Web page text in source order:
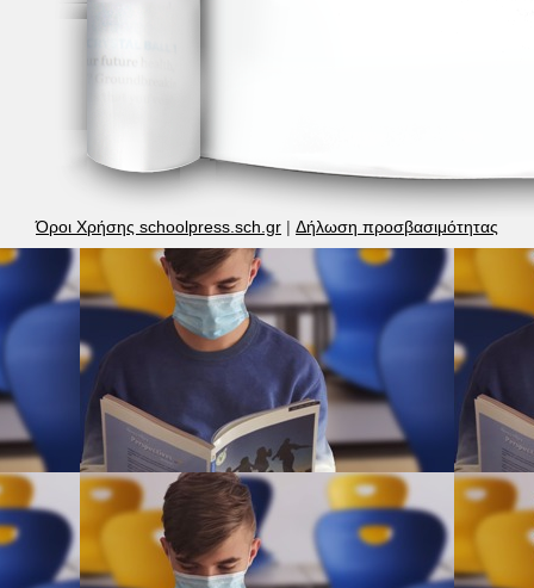
Όροι Χρήσης schoolpress.sch.gr | Δήλωση προσβασιμότητας